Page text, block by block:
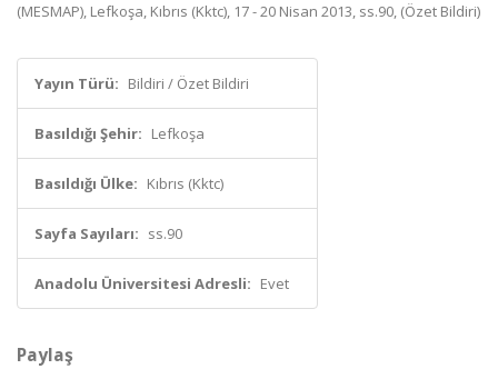
(MESMAP), Lefkoşa, Kıbrıs (Kktc), 17 - 20 Nisan 2013, ss.90, (Özet Bildiri)
Yayın Türü: Bildiri / Özet Bildiri
Basıldığı Şehir: Lefkoşa
Basıldığı Ülke: Kıbrıs (Kktc)
Sayfa Sayıları: ss.90
Anadolu Üniversitesi Adresli: Evet
Paylaş